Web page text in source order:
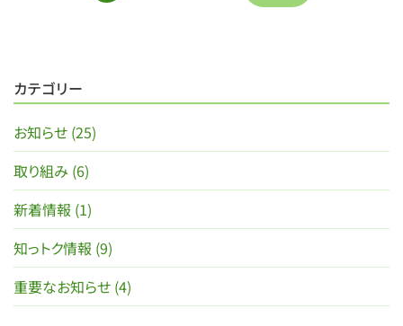
カテゴリー
お知らせ (25)
取り組み (6)
新着情報 (1)
知っトク情報 (9)
重要なお知らせ (4)